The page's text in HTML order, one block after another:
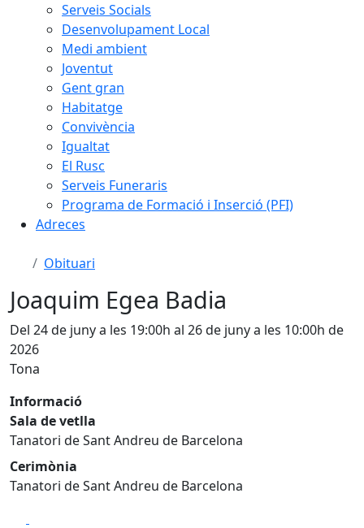
Serveis Socials
Desenvolupament Local
Medi ambient
Joventut
Gent gran
Habitatge
Convivència
Igualtat
El Rusc
Serveis Funeraris
Programa de Formació i Inserció (PFI)
Adreces
Obituari
Joaquim Egea Badia
Del 24 de juny a les 19:00h al 26 de juny a les 10:00h de
2026
Tona
Informació
Sala de vetlla
Tanatori de Sant Andreu de Barcelona
Cerimònia
Tanatori de Sant Andreu de Barcelona